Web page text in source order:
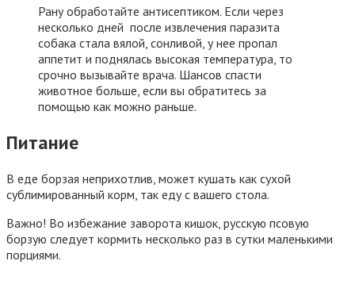
Рану обработайте антисептиком. Если через
несколько дней после извлечения паразита
собака стала вялой, сонливой, у нее пропал
аппетит и поднялась высокая температура, то
срочно вызывайте врача. Шансов спасти
животное больше, если вы обратитесь за
помощью как можно раньше.
Питание
В еде борзая неприхотлив, может кушать как сухой
сублимированный корм, так еду с вашего стола.
Важно! Во избежание заворота кишок, русскую псовую
борзую следует кормить несколько раз в сутки маленькими
порциями.